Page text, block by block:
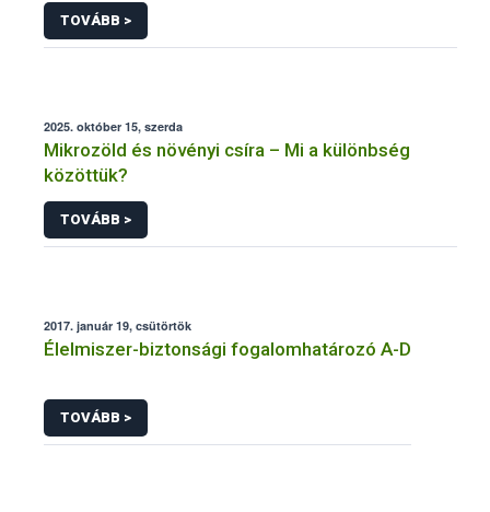
TOVÁBB >
2025. október 15, szerda
Mikrozöld és növényi csíra – Mi a különbség
közöttük?
TOVÁBB >
2017. január 19, csütörtök
Élelmiszer-biztonsági fogalomhatározó A-D
TOVÁBB >